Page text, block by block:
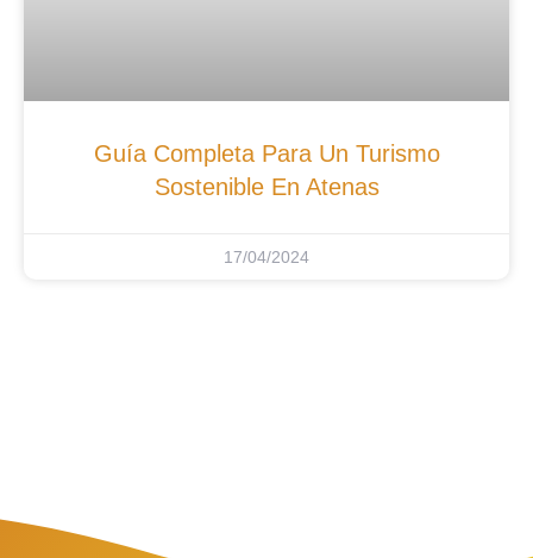
Guía Completa Para Un Turismo
Sostenible En Atenas
17/04/2024